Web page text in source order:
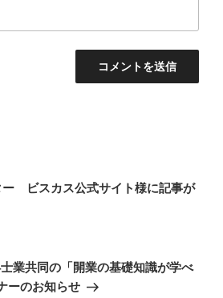
ー ビスカス公式サイト様に記事が
士業共同の「開業の基礎知識が学べ
ーのお知らせ